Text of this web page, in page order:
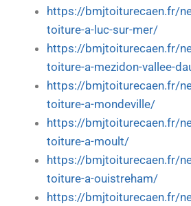
https://bmjtoiturecaen.fr/
toiture-a-luc-sur-mer/
https://bmjtoiturecaen.fr/
toiture-a-mezidon-vallee-
https://bmjtoiturecaen.fr/
toiture-a-mondeville/
https://bmjtoiturecaen.fr/
toiture-a-moult/
https://bmjtoiturecaen.fr/
toiture-a-ouistreham/
https://bmjtoiturecaen.fr/